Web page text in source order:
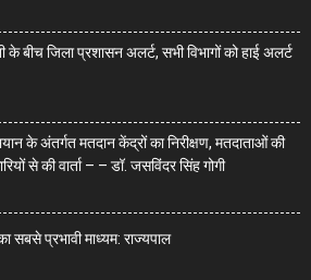
के बीच जिला प्रशासन अलर्ट, सभी विभागों को हाई अलर्ट
के अंतर्गत मतदान केंद्रों का निरीक्षण, मतदाताओं की
से की वार्ता – – डॉ. जसविंदर सिंह गोगी
सबसे प्रभावी माध्यम: राज्यपाल